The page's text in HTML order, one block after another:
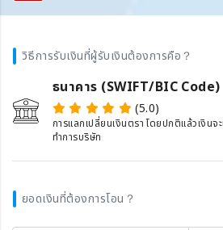
วิธีการรับเงินที่ผู้รับเงินต้องการคือ？
ธนาคาร (SWIFT/BIC Code)
(5.0)
การแลกเปลี่ยนเงินตรา โดยปกติแล้วเงินจ
ทำการบริษัท
ยอดเงินที่ต้องการโอน？